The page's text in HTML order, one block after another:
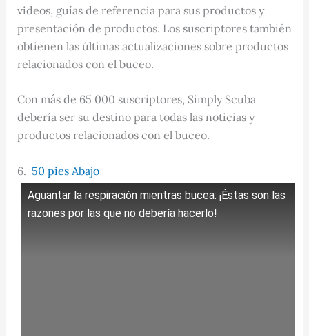
videos, guías de referencia para sus productos y
presentación de productos. Los suscriptores también
obtienen las últimas actualizaciones sobre productos
relacionados con el buceo.
Con más de 65 000 suscriptores, Simply Scuba
debería ser su destino para todas las noticias y
productos relacionados con el buceo.
6. 50 pies Abajo
Aguantar la respiración mientras bucea: ¡Éstas son las
razones por las que no debería hacerlo!